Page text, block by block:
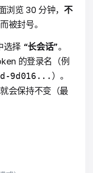
浏览 30 分钟，不
被封号。
选择 “长会话”。
的登录名（例
9d016... ）。
会保持不变（最